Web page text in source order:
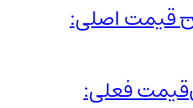
قیمت اصلی:
قیمت فعلی: